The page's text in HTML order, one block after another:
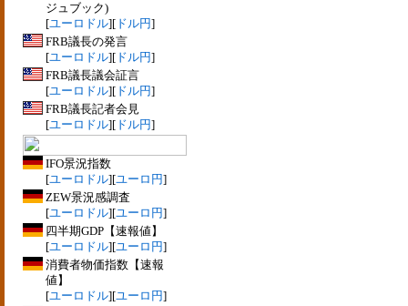
ジュブック)
[ユーロドル][ ドル円]
FRB議長の発言
[ユーロドル][ ドル円]
FRB議長議会証言
[ユーロドル][ ドル円]
FRB議長記者会見
[ユーロドル][ ドル円]
IFO景況指数
[ユーロドル][ユーロ円]
ZEW景況感調査
[ユーロドル][ユーロ円]
四半期GDP【速報値】
[ユーロドル][ユーロ円]
消費者物価指数【速報
値】
[ユーロドル][ユーロ円]